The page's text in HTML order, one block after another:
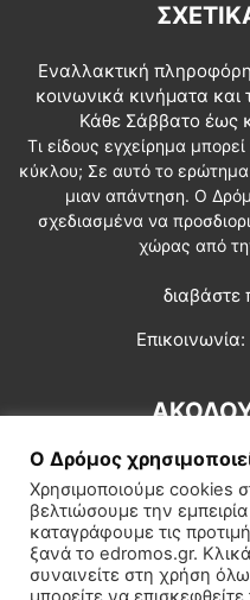
Εναλλακτική
κοινωνικά κινήματα και
Κάθε Σάββατο έως
Τι είδους εγχείρημα
κύκλου; Σε αυτό το
μιαν απάντηση. Ο
σχεδιασμένα να
χώρας από
διαβάστε
Επικοινωνία:
Εγγραφή συνδρομητή
Ο Δρόμος
Χρησιμοποιούμε cookies
βελτιώσουμε την
καταγράφουμε τις
ξανά το edromos.gr.
συναινείτε στη χρήση